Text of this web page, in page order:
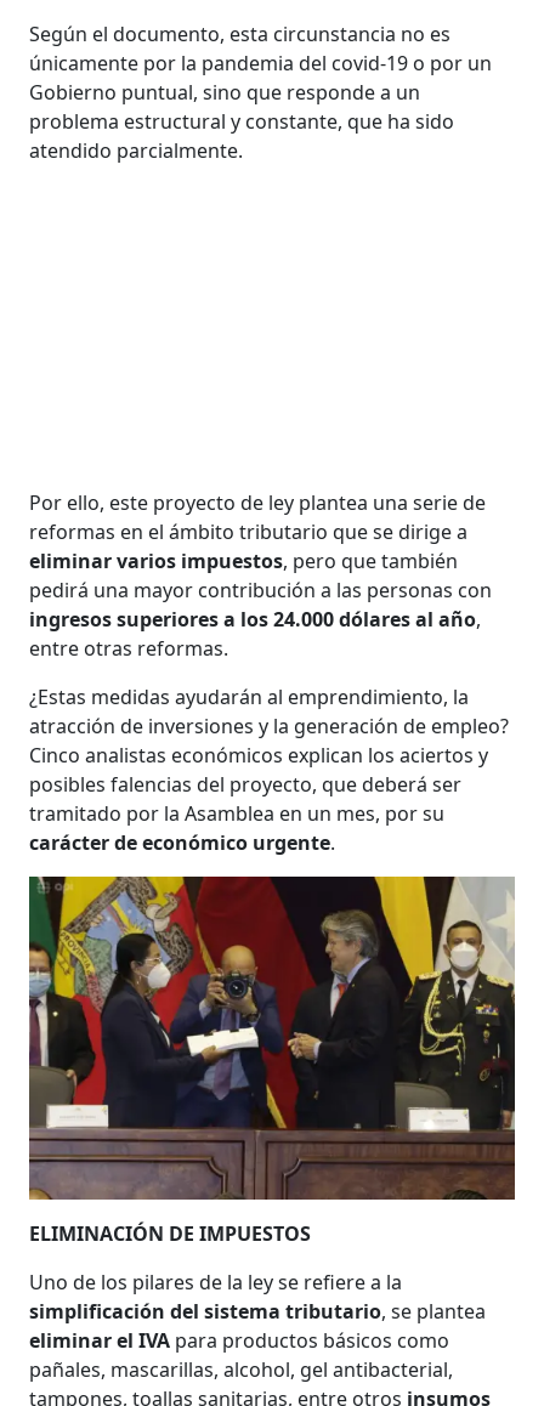
Según el documento, esta circunstancia no es
únicamente por la pandemia del covid-19 o por un
Gobierno puntual, sino que responde a un
problema estructural y constante, que ha sido
atendido parcialmente.
Por ello, este proyecto de ley plantea una serie de
reformas en el ámbito tributario que se dirige a
eliminar varios impuestos, pero que también
pedirá una mayor contribución a las personas con
ingresos superiores a los 24.000 dólares al año,
entre otras reformas.
¿Estas medidas ayudarán al emprendimiento, la
atracción de inversiones y la generación de empleo?
Cinco analistas económicos explican los aciertos y
posibles falencias del proyecto, que deberá ser
tramitado por la Asamblea en un mes, por su
carácter de económico urgente.
ELIMINACIÓN DE IMPUESTOS
Uno de los pilares de la ley se refiere a la
simplificación del sistema tributario, se plantea
eliminar el IVA para productos básicos como
pañales, mascarillas, alcohol, gel antibacterial,
tampones, toallas sanitarias, entre otros insumos